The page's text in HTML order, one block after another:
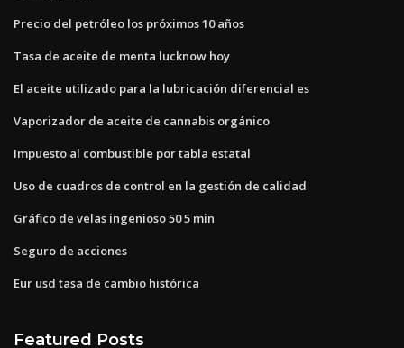
Precio del petróleo los próximos 10 años
Tasa de aceite de menta lucknow hoy
El aceite utilizado para la lubricación diferencial es
Vaporizador de aceite de cannabis orgánico
Impuesto al combustible por tabla estatal
Uso de cuadros de control en la gestión de calidad
Gráfico de velas ingenioso 50 5 min
Seguro de acciones
Eur usd tasa de cambio histórica
Featured Posts